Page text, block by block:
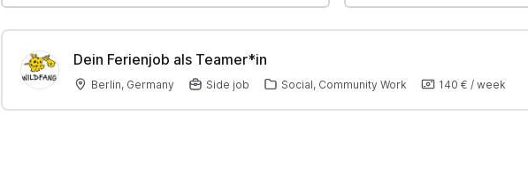
Dein Ferienjob als Teamer*in
Berlin, Germany Side job Social, Community Work 140 € / week